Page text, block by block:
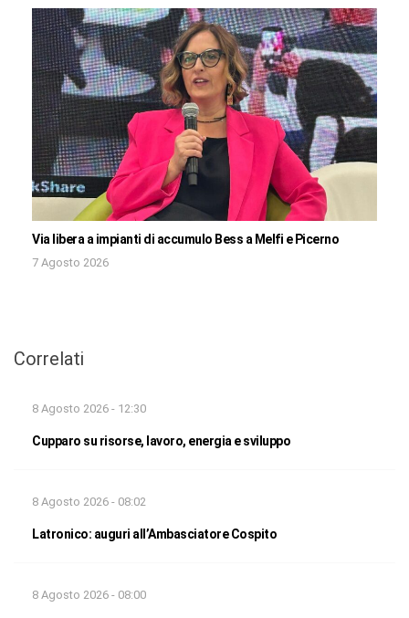
Via libera a impianti di accumulo Bess a Melfi e Picerno
7 Agosto 2026
Correlati
8 Agosto 2026 - 12:30
Cupparo su risorse, lavoro, energia e sviluppo
8 Agosto 2026 - 08:02
Latronico: auguri all’Ambasciatore Cospito
8 Agosto 2026 - 08:00